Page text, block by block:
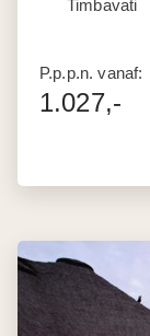
Timbavati
P.p.p.n. vanaf:
1.027,-